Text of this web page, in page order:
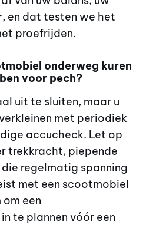
en dat testen we het
proefrijden.
onderweg kuren
voor pech?
uit te sluiten, maar u
met periodiek
accucheck. Let op
trekkracht, piepende
regelmatig spanning
met een scootmobiel
om een
te plannen vóór een